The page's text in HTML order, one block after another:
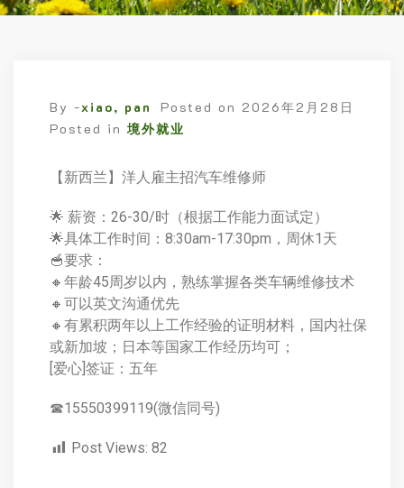
By -xiao, pan Posted on 2026年2月28日
Posted in 境外就业
【新西兰】洋人雇主招汽车维修师
🌟 薪资：26-30/时（根据工作能力面试定）
🌟具体工作时间：8:30am-17:30pm，周休1天
🥣要求：
🔸年龄45周岁以内，熟练掌握各类车辆维修技术
🔸可以英文沟通优先
🔸有累积两年以上工作经验的证明材料，国内社保
或新加坡；日本等国家工作经历均可；
[爱心]签证：五年
☎15550399119(微信同号)
Post Views: 82